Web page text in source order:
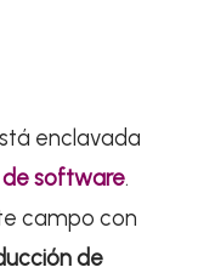
enclavada
software.
campo con
de